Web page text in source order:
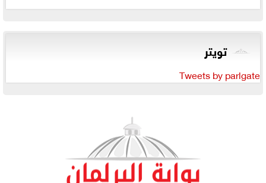
تويتر
Tweets by parlgate